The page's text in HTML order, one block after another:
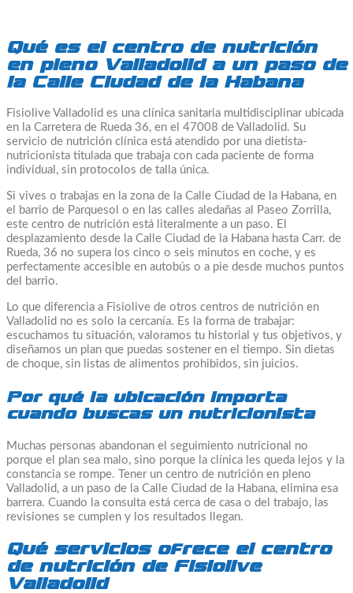
Qué es el centro de nutrición
en pleno Valladolid a un paso de
la Calle Ciudad de la Habana
Fisiolive Valladolid es una clínica sanitaria multidisciplinar ubicada
en la Carretera de Rueda 36, en el 47008 de Valladolid. Su
servicio de nutrición clínica está atendido por una dietista-
nutricionista titulada que trabaja con cada paciente de forma
individual, sin protocolos de talla única.
Si vives o trabajas en la zona de la Calle Ciudad de la Habana, en
el barrio de Parquesol o en las calles aledañas al Paseo Zorrilla,
este centro de nutrición está literalmente a un paso. El
desplazamiento desde la Calle Ciudad de la Habana hasta Carr. de
Rueda, 36 no supera los cinco o seis minutos en coche, y es
perfectamente accesible en autobús o a pie desde muchos puntos
del barrio.
Lo que diferencia a Fisiolive de otros centros de nutrición en
Valladolid no es solo la cercanía. Es la forma de trabajar:
escuchamos tu situación, valoramos tu historial y tus objetivos, y
diseñamos un plan que puedas sostener en el tiempo. Sin dietas
de choque, sin listas de alimentos prohibidos, sin juicios.
Por qué la ubicación importa
cuando buscas un nutricionista
Muchas personas abandonan el seguimiento nutricional no
porque el plan sea malo, sino porque la clínica les queda lejos y la
constancia se rompe. Tener un centro de nutrición en pleno
Valladolid, a un paso de la Calle Ciudad de la Habana, elimina esa
barrera. Cuando la consulta está cerca de casa o del trabajo, las
revisiones se cumplen y los resultados llegan.
Qué servicios ofrece el centro
de nutrición de Fisiolive
Valladolid